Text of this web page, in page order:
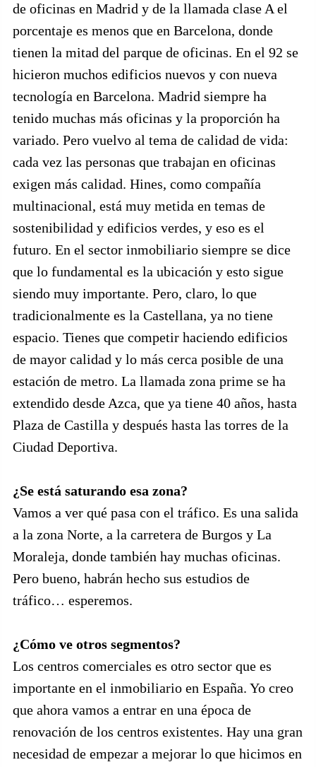
de oficinas en Madrid y de la llamada clase A el
porcentaje es menos que en Barcelona, donde
tienen la mitad del parque de oficinas. En el 92 se
hicieron muchos edificios nuevos y con nueva
tecnología en Barcelona. Madrid siempre ha
tenido muchas más oficinas y la proporción ha
variado. Pero vuelvo al tema de calidad de vida:
cada vez las personas que trabajan en oficinas
exigen más calidad. Hines, como compañía
multinacional, está muy metida en temas de
sostenibilidad y edificios verdes, y eso es el
futuro. En el sector inmobiliario siempre se dice
que lo fundamental es la ubicación y esto sigue
siendo muy importante. Pero, claro, lo que
tradicionalmente es la Castellana, ya no tiene
espacio. Tienes que competir haciendo edificios
de mayor calidad y lo más cerca posible de una
estación de metro. La llamada zona prime se ha
extendido desde Azca, que ya tiene 40 años, hasta
Plaza de Castilla y después hasta las torres de la
Ciudad Deportiva.
¿Se está saturando esa zona?
Vamos a ver qué pasa con el tráfico. Es una salida
a la zona Norte, a la carretera de Burgos y La
Moraleja, donde también hay muchas oficinas.
Pero bueno, habrán hecho sus estudios de
tráfico… esperemos.
¿Cómo ve otros segmentos?
Los centros comerciales es otro sector que es
importante en el inmobiliario en España. Yo creo
que ahora vamos a entrar en una época de
renovación de los centros existentes. Hay una gran
necesidad de empezar a mejorar lo que hicimos en